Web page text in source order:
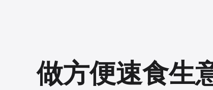
做方便速食生